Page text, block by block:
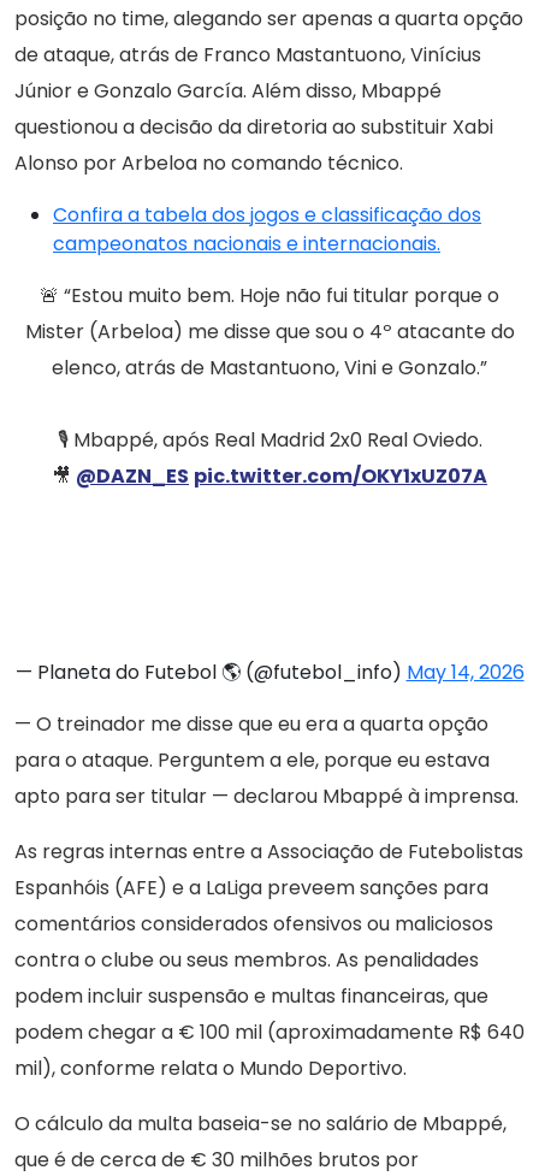
posição no time, alegando ser apenas a quarta opção
de ataque, atrás de Franco Mastantuono, Vinícius
Júnior e Gonzalo García. Além disso, Mbappé
questionou a decisão da diretoria ao substituir Xabi
Alonso por Arbeloa no comando técnico.
Confira a tabela dos jogos e classificação dos
campeonatos nacionais e internacionais.
🚨 “Estou muito bem. Hoje não fui titular porque o
Mister (Arbeloa) me disse que sou o 4º atacante do
elenco, atrás de Mastantuono, Vini e Gonzalo.”
🎙️ Mbappé, após Real Madrid 2x0 Real Oviedo.
🎥 @DAZN_ES pic.twitter.com/OKY1xUZ07A
— Planeta do Futebol 🌎 (@futebol_info) May 14, 2026
— O treinador me disse que eu era a quarta opção
para o ataque. Perguntem a ele, porque eu estava
apto para ser titular — declarou Mbappé à imprensa.
As regras internas entre a Associação de Futebolistas
Espanhóis (AFE) e a LaLiga preveem sanções para
comentários considerados ofensivos ou maliciosos
contra o clube ou seus membros. As penalidades
podem incluir suspensão e multas financeiras, que
podem chegar a € 100 mil (aproximadamente R$ 640
mil), conforme relata o Mundo Deportivo.
O cálculo da multa baseia-se no salário de Mbappé,
que é de cerca de € 30 milhões brutos por